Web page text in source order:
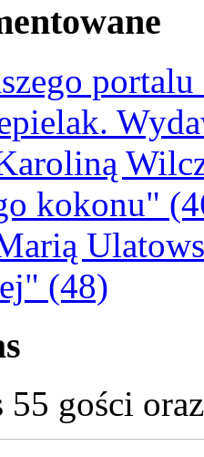
kokonu"
(48)
55 gości